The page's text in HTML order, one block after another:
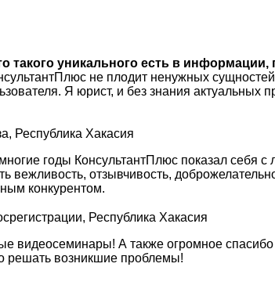
такого уникального есть в
не плодит ненужных
Я юрист, и без знания
Республика Хакасия
годы КонсультантПлюс показал
вежливость, отзывчивость,
конкурентом.
Республика Хакасия
видеосеминары! А также огромное
решать возникшие проблемы!